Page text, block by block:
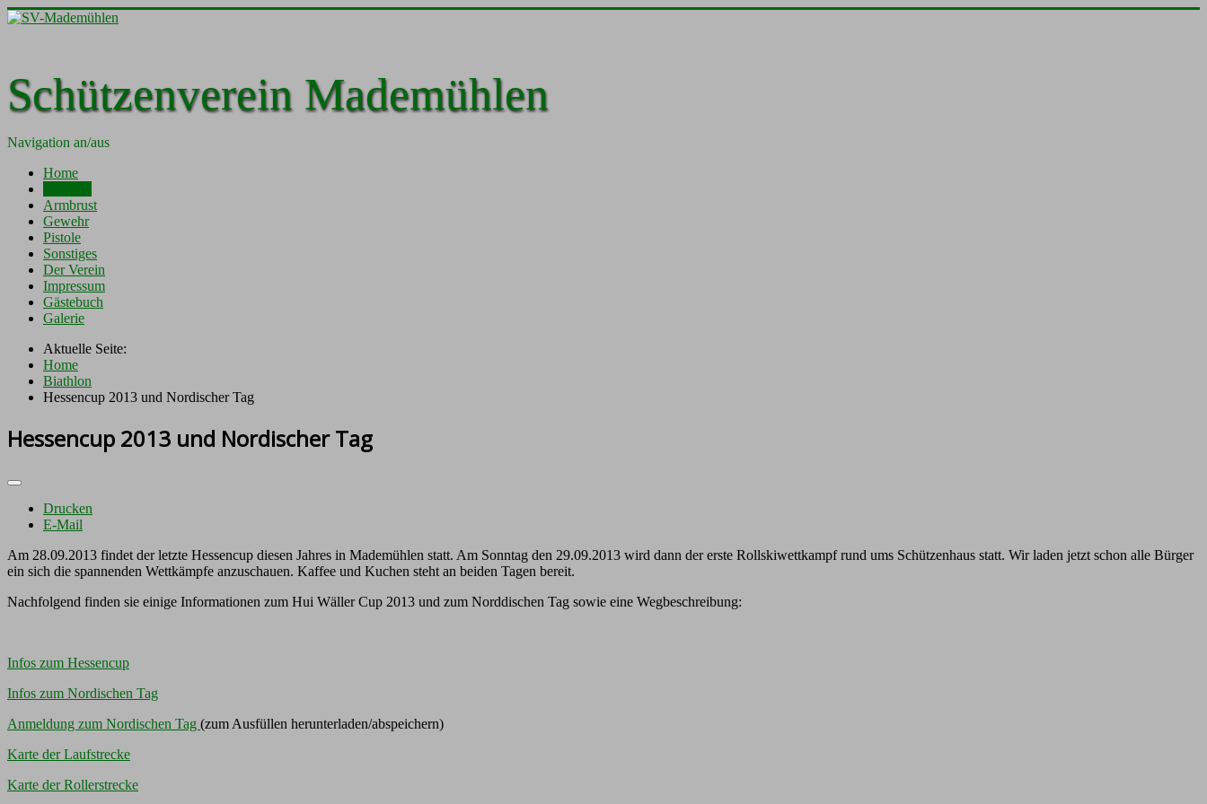
Schützenverein Mademühlen
Navigation an/aus
Home
Armbrust
Gewehr
Pistole
Sonstiges
Der Verein
Impressum
Gästebuch
Galerie
Aktuelle Seite:
Home
Biathlon
Hessencup 2013 und Nordischer Tag
Hessencup 2013 und Nordischer Tag
Drucken
E-Mail
Am 28.09.2013 findet der letzte Hessencup diesen Jahres in Mademühlen statt. Am Sonntag den 29.09.2013 wird dann der erste Rollskiwettkampf rund ums Schützenhaus statt. Wir laden jetzt schon alle Bürger
ein sich die spannenden Wettkämpfe anzuschauen. Kaffee und Kuchen steht an beiden Tagen bereit.
Nachfolgend finden sie einige Informationen zum Hui Wäller Cup 2013 und zum Norddischen Tag sowie eine Wegbeschreibung:
Infos zum Hessencup
Infos zum Nordischen Tag
Anmeldung zum Nordischen Tag (zum Ausfüllen herunterladen/abspeichern)
Karte der Laufstrecke
Karte der Rollerstrecke